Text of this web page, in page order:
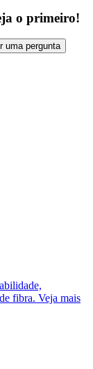
o primeiro!
uma pergunta
fibra. Veja mais